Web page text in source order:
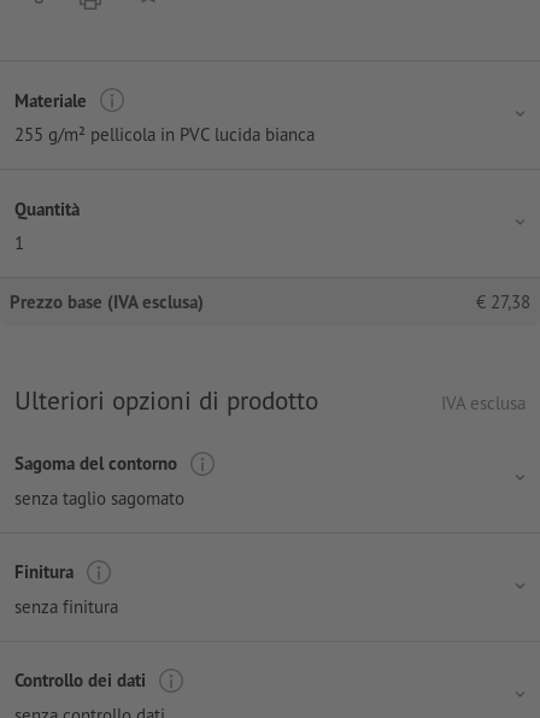
Materiale
255 g/m² pellicola in PVC lucida bianca
Quantità
1
Prezzo base (IVA esclusa) € 27,38
Ulteriori opzioni di prodotto IVA esclusa
Sagoma del contorno
senza taglio sagomato
Finitura
senza finitura
Controllo dei dati